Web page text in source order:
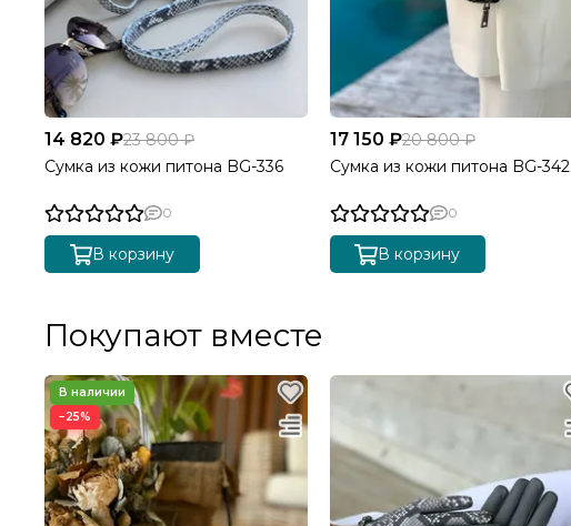
14 820 ₽23 800 ₽
Сумка из кожи питона BG-336
0
В корзину
17 150 ₽20 800 ₽
Сумка из кожи питона BG-342
0
В корзину
Покупают вместе
−25%